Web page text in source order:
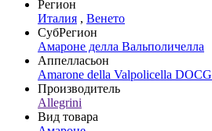
Регион
Италия , Венето
СубРегион
Амароне делла Вальполичелла
Аппелласьон
Amarone della Valpolicella DOCG
Производитель
Allegrini
Вид товара